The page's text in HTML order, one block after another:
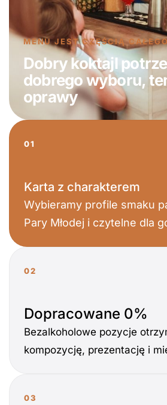
MENU JEST CZĘŚCIĄ
Dobry koktajl
dobrego wyboru,
oprawy
01
Karta z charakterem
Wybieramy profile smaku
Pary Młodej i czytelne dla
02
Dopracowane 0%
Bezalkoholowe pozycje
kompozycję, prezentację i
03